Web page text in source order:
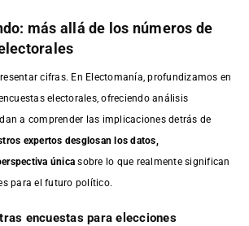
más allá de los números de
cifras. En Electomanía, profundizamos en
electorales, ofreciendo análisis
a comprender las implicaciones detrás de
expertos desglosan los datos,
única sobre lo que realmente significan
para el futuro político.
encuestas para elecciones